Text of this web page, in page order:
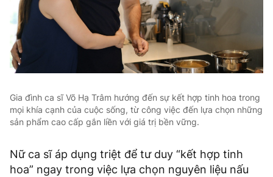
Gia đình ca sĩ Võ Hạ Trâm hướng đến sự kết hợp tinh hoa trong
mọi khía cạnh của cuộc sống, từ công việc đến lựa chọn những
sản phẩm cao cấp gắn liền với giá trị bền vững.
Nữ ca sĩ áp dụng triệt để tư duy “kết hợp tinh
hoa” ngay trong việc lựa chọn nguyên liệu nấu